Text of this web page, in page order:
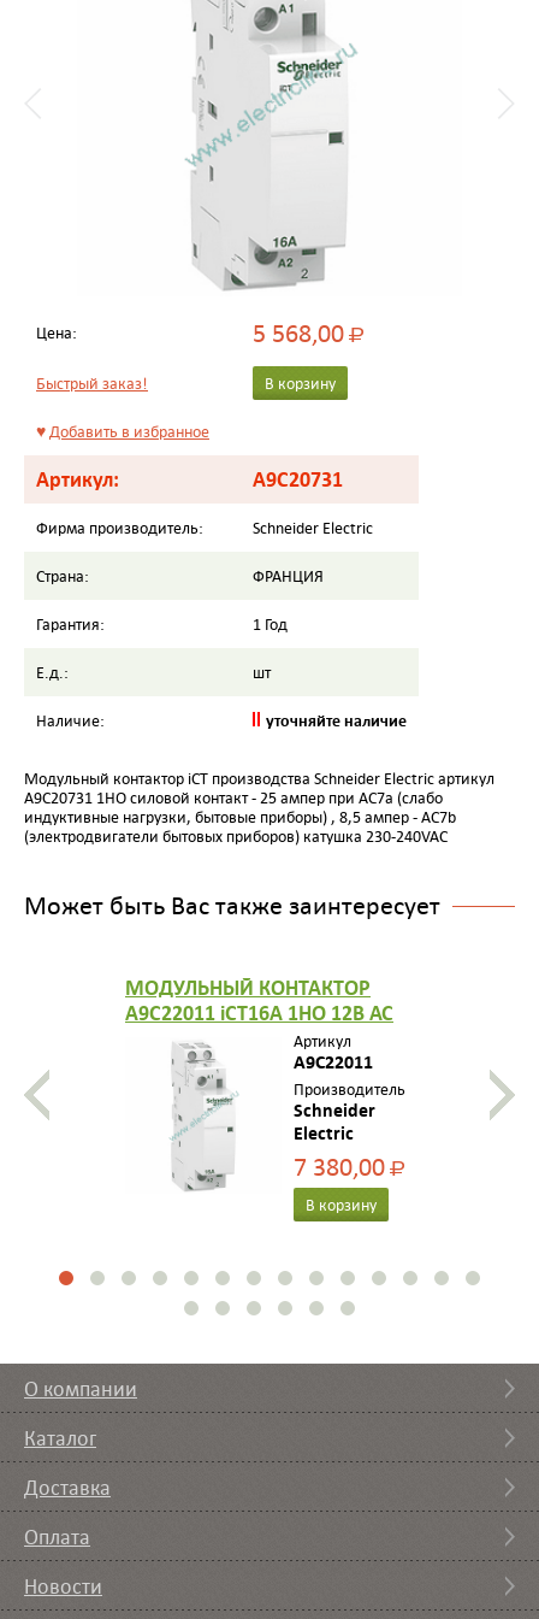
Цена: 5 568,00Р
Быстрый заказ! В корзину
♥Добавить в избранное
Артикул: A9C20731
Фирма производитель: Schneider Electric
Страна: ФРАНЦИЯ
Гарантия: 1 Год
Е.д.: шт
Наличие: уточняйте наличие
Модульный контактор iCT производства Schneider Electric артикул
A9C20731 1НО силовой контакт - 25 ампер при AC7a (слабо
индуктивные нагрузки, бытовые приборы) , 8,5 ампер - AC7b
(электродвигатели бытовых приборов) катушка 230-240VAC
Может быть Вас также заинтересует
МОДУЛЬНЫЙ КОНТАКТОР
A9C22011 iCT16A 1НО 12В АС
Артикул
A9C22011
Производитель
Schneider
Electric
7 380,00Р
В корзину
О компании
Каталог
Доставка
Оплата
Новости